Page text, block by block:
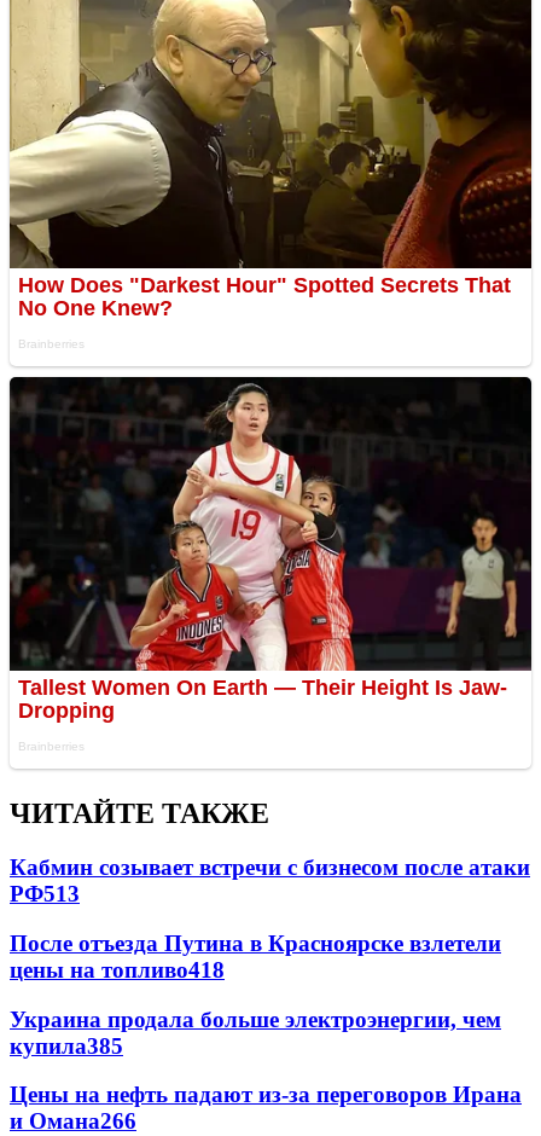
ЧИТАЙТЕ ТАКЖЕ
Кабмин созывает встречи с бизнесом после атаки
РФ513
После отъезда Путина в Красноярске взлетели
цены на топливо418
Украина продала больше электроэнергии, чем
купила385
Цены на нефть падают из-за переговоров Ирана
и Омана266